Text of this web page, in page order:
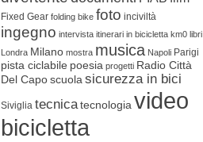
Fixed Gear folding bike foto inciviltà
ingegno intervista itinerari in bicicletta km0 libri
Londra Milano mostra musica Napoli Parigi
pista ciclabile poesia progetti Radio Città
Del Capo scuolasicurezza in bici
Siviglia tecnicatecnologiavideo
bicicletta